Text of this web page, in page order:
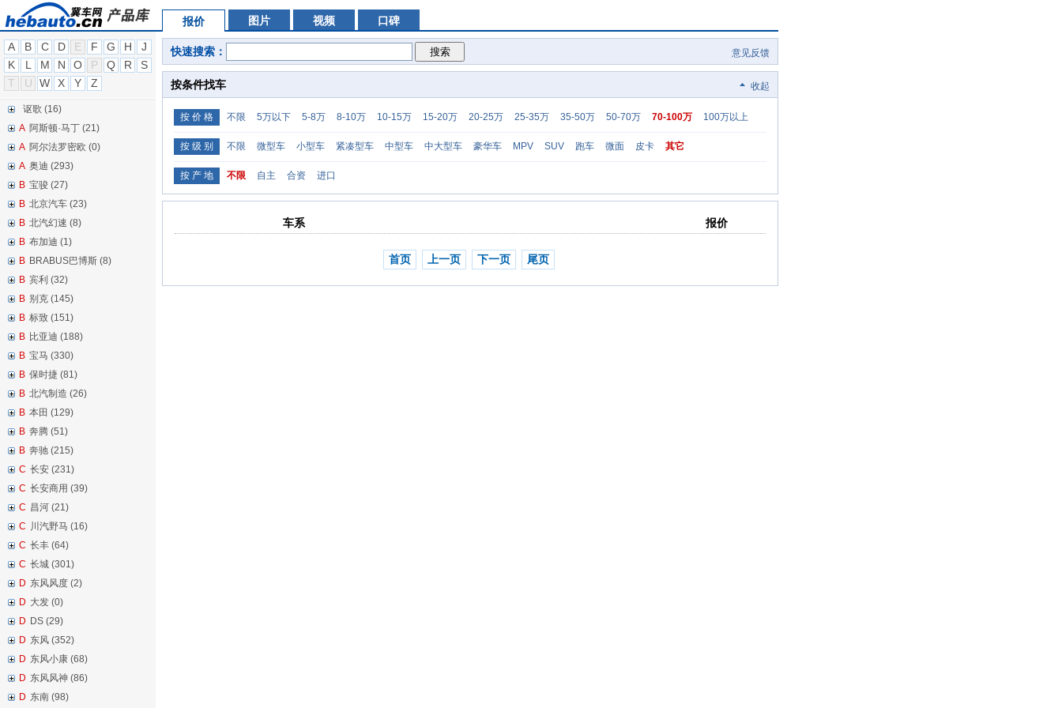
报价 图片 视频 口碑
A B C D E F G H
J
K
L M N O P Q R
S
T
U W X Y Z
讴歌 (16)
A 阿斯顿·马丁 (21)
A 阿尔法罗密欧 (0)
A 奥迪 (293)
B 宝骏 (27)
B 北京汽车 (23)
B 北汽幻速 (8)
B 布加迪 (1)
B BRABUS巴博斯 (8)
B 宾利 (32)
B 别克 (145)
B 标致 (151)
B 比亚迪 (188)
B 宝马 (330)
B 保时捷 (81)
B 北汽制造 (26)
B 本田 (129)
B 奔腾 (51)
B 奔驰 (215)
C 长安 (231)
C 长安商用 (39)
C 昌河 (21)
C 川汽野马 (16)
C 长丰 (64)
C 长城 (301)
D 东风风度 (2)
D 大发 (0)
D DS (29)
D 东风 (352)
D 东风小康 (68)
D 东风风神 (86)
D 东南 (98)
快速搜索： 意见反馈
按条件找车 收起
按 价 格 不限 5万以下 5-8万 8-10万 10-15万 15-20万 20-25万 25-35万 35-50万 50-70万 70-100万 100万以上
按 级 别 不限 微型车 小型车 紧凑型车 中型车 中大型车 豪华车 MPV SUV 跑车 微面 皮卡 其它
按 产 地 不限 自主 合资 进口
车系 报价
首页 上一页 下一页 尾页